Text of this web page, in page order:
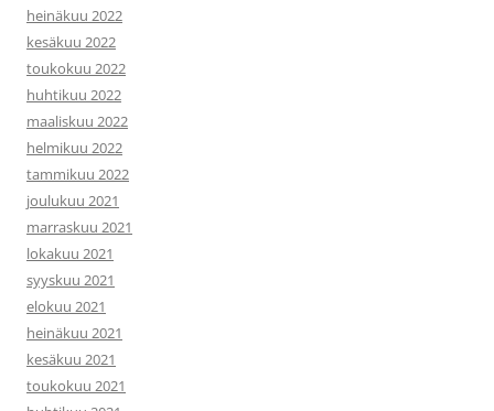
heinäkuu 2022
kesäkuu 2022
toukokuu 2022
huhtikuu 2022
maaliskuu 2022
helmikuu 2022
tammikuu 2022
joulukuu 2021
marraskuu 2021
lokakuu 2021
syyskuu 2021
elokuu 2021
heinäkuu 2021
kesäkuu 2021
toukokuu 2021